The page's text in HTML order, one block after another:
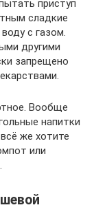
приступ
сладкие
с газом.
другими
запрещено
Вообще
напитки
же хотите
или